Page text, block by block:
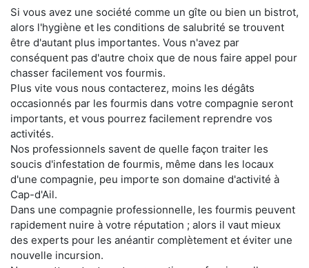
Si vous avez une société comme un gîte ou bien un bistrot,
alors l'hygiène et les conditions de salubrité se trouvent
être d'autant plus importantes. Vous n'avez par
conséquent pas d'autre choix que de nous faire appel pour
chasser facilement vos fourmis.
Plus vite vous nous contacterez, moins les dégâts
occasionnés par les fourmis dans votre compagnie seront
importants, et vous pourrez facilement reprendre vos
activités.
Nos professionnels savent de quelle façon traiter les
soucis d'infestation de fourmis, même dans les locaux
d'une compagnie, peu importe son domaine d'activité à
Cap-d'Ail.
Dans une compagnie professionnelle, les fourmis peuvent
rapidement nuire à votre réputation ; alors il vaut mieux
des experts pour les anéantir complètement et éviter une
nouvelle incursion.